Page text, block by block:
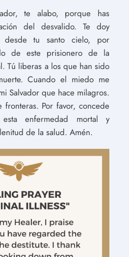
te alabo, porque has
del desvalido. Te doy
desde tu santo cielo, por
de este prisionero de la
Tú liberas a los que han sido
Cuando el miedo me
Salvador que hace milagros.
Por favor, concede
enfermedad mortal y
de la salud. Amén.